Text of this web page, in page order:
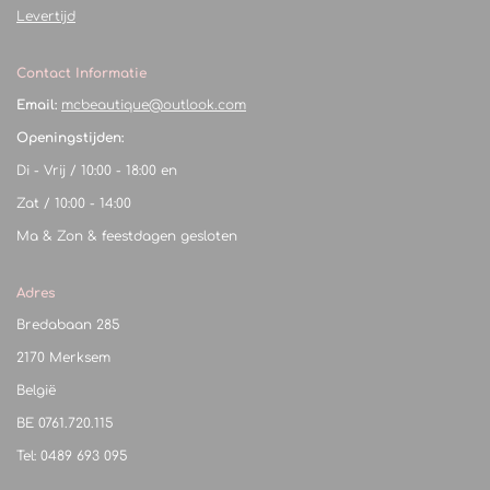
Levertijd
Contact Informatie
Email: mcbeautique@outlook.com
Openingstijden:
Di - Vrij / 10:00 - 18:00 en
Zat / 10:00 - 14:00
Ma & Zon & feestdagen gesloten
Adres
Bredabaan 285
2170 Merksem
België
BE 0761.720.115
Tel: 0489 693 095